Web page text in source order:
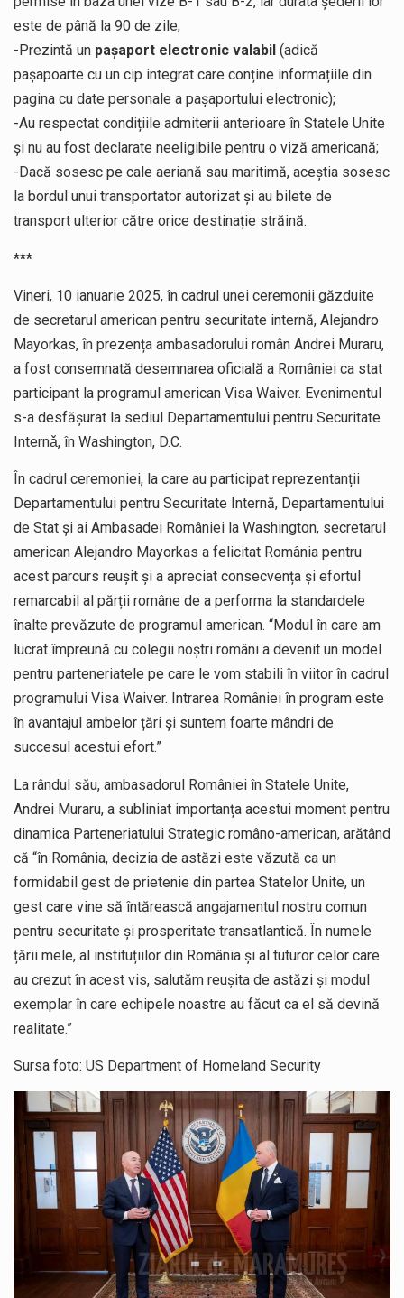
este de până la 90 de zile;
-Prezintă un pașaport electronic valabil (adică
pașapoarte cu un cip integrat care conține informațiile din
pagina cu date personale a pașaportului electronic);
-Au respectat condițiile admiterii anterioare în Statele Unite
și nu au fost declarate neeligibile pentru o viză americană;
-Dacă sosesc pe cale aeriană sau maritimă, aceștia sosesc
la bordul unui transportator autorizat și au bilete de
transport ulterior către orice destinație străină.
***
Vineri, 10 ianuarie 2025, în cadrul unei ceremonii găzduite
de secretarul american pentru securitate internă, Alejandro
Mayorkas, în prezența ambasadorului român Andrei Muraru,
a fost consemnată desemnarea oficială a României ca stat
participant la programul american Visa Waiver. Evenimentul
s-a desfășurat la sediul Departamentului pentru Securitate
Internǎ, în Washington, D.C.
În cadrul ceremoniei, la care au participat reprezentanții
Departamentului pentru Securitate Internă, Departamentului
de Stat și ai Ambasadei României la Washington, secretarul
american Alejandro Mayorkas a felicitat România pentru
acest parcurs reușit și a apreciat consecvența și efortul
remarcabil al părții române de a performa la standardele
înalte prevăzute de programul american. “Modul în care am
lucrat împreună cu colegii noștri români a devenit un model
pentru parteneriatele pe care le vom stabili în viitor în cadrul
programului Visa Waiver. Intrarea României în program este
în avantajul ambelor țări și suntem foarte mândri de
succesul acestui efort.”
La rândul său, ambasadorul României în Statele Unite,
Andrei Muraru, a subliniat importanța acestui moment pentru
dinamica Parteneriatului Strategic româno-american, arătând
că “în România, decizia de astăzi este văzută ca un
formidabil gest de prietenie din partea Statelor Unite, un
gest care vine să întărească angajamentul nostru comun
pentru securitate și prosperitate transatlantică. În numele
țării mele, al instituțiilor din România și al tuturor celor care
au crezut în acest vis, salutăm reușita de astăzi și modul
exemplar în care echipele noastre au făcut ca el să devină
realitate.”
Sursa foto: US Department of Homeland Security